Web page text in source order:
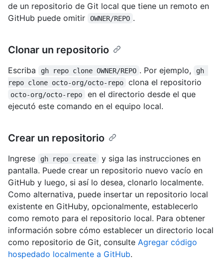
de un repositorio de Git local que tiene un remoto en
GitHub puede omitir
OWNER/REPO .
Clonar un repositorio
Escriba gh repo clone OWNER/REPO . Por ejemplo,
gh
repo clone octo-org/octo-repo
clona el repositorio
octo-org/octo-repo
en el directorio desde el que
ejecutó este comando en el equipo local.
Crear un repositorio
Ingrese gh repo create
y siga las instrucciones en
pantalla. Puede crear un repositorio nuevo vacío en
GitHub y luego, si así lo desea, clonarlo localmente.
Como alternativa, puede insertar un repositorio local
existente en GitHuby, opcionalmente, establecerlo
como remoto para el repositorio local. Para obtener
información sobre cómo establecer un directorio local
como repositorio de Git, consulte Agregar código
hospedado localmente a GitHub.